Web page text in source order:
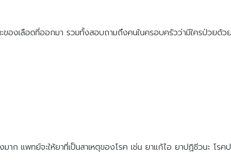
งเลือดที่ออกมา รวมทั้งสอบถามถึงคนในครอบครัวว่ามีใครป่วยด้ว
ก แพทย์จะให้ยาที่เป็นสาเหตุของโรค เช่น ยาแก้ไอ ยาปฏิชีวนะ โร